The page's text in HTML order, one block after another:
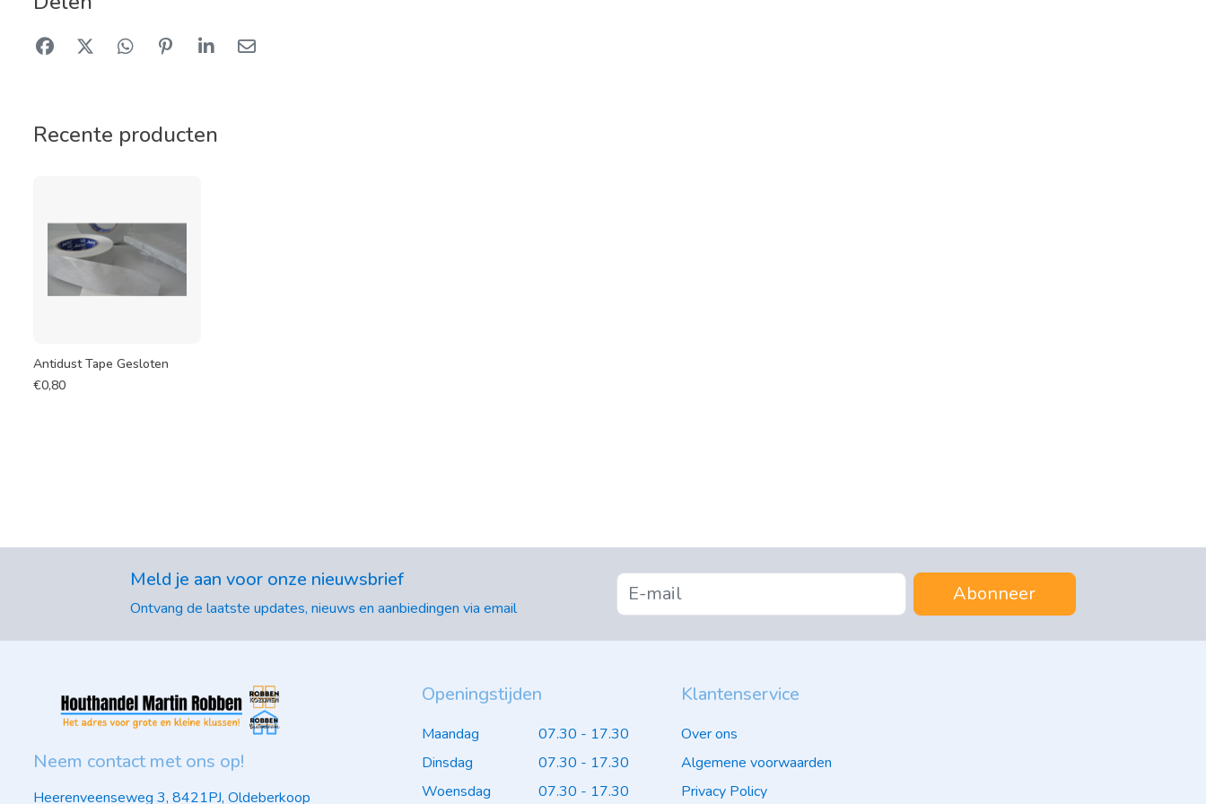
Recente producten
Antidust Tape Gesloten
€0,80
Meld je aan voor onze nieuwsbrief
Ontvang de laatste updates, nieuws en aanbiedingen via email
Abonneer
Neem contact met ons op!
Heerenveenseweg 3, 8421PJ, Oldeberkoop
Openingstijden
Maandag
07.30 - 17.30
Dinsdag
07.30 - 17.30
Woensdag
07.30 - 17.30
Klantenservice
Over ons
Algemene voorwaarden
Privacy Policy